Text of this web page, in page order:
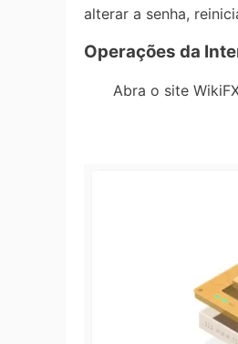
alterar a senha,
Operações da
Abra o site WikiFX